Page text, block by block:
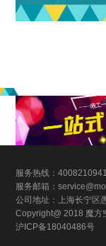
服务热线：4008210941
服务邮箱：
公司地址：上海长宁区
Copyright@ 2018 魔方
沪ICP备18040486号